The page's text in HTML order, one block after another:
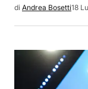
di Andrea Bosetti18